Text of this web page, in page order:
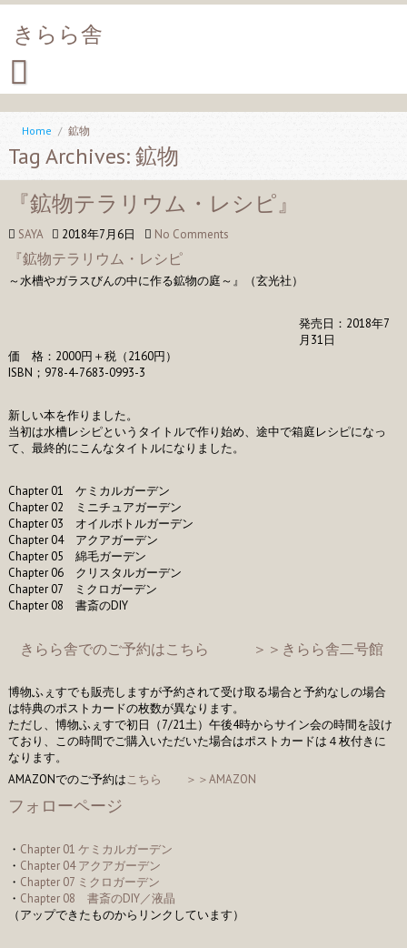
きらら舎
Home / 鉱物
Tag Archives: 鉱物
『鉱物テラリウム・レシピ』
SAYA 2018年7月6日 No Comments
『鉱物テラリウム・レシピ
～水槽やガラスびんの中に作る鉱物の庭～』（玄光社）
発売日：2018年7
月31日
価 格：2000円＋税（2160円）
ISBN；978-4-7683-0993-3
新しい本を作りました。
当初は水槽レシピというタイトルで作り始め、途中で箱庭レシピになっ
て、最終的にこんなタイトルになりました。
Chapter 01 ケミカルガーデン
Chapter 02 ミニチュアガーデン
Chapter 03 オイルボトルガーデン
Chapter 04 アクアガーデン
Chapter 05 綿毛ガーデン
Chapter 06 クリスタルガーデン
Chapter 07 ミクロガーデン
Chapter 08 書斎のDIY
きらら舎でのご予約はこちら ＞＞きらら舎二号館
博物ふぇすでも販売しますが予約されて受け取る場合と予約なしの場合
は特典のポストカードの枚数が異なります。
ただし、博物ふぇすで初日（7/21土）午後4時からサイン会の時間を設け
ており、この時間でご購入いただいた場合はポストカードは４枚付きに
なります。
AMAZONでのご予約はこちら ＞＞AMAZON
フォローページ
・ Chapter 01 ケミカルガーデン
・ Chapter 04 アクアガーデン
・ Chapter 07 ミクロガーデン
・ Chapter 08 書斎のDIY／液晶
（アップできたものからリンクしています）